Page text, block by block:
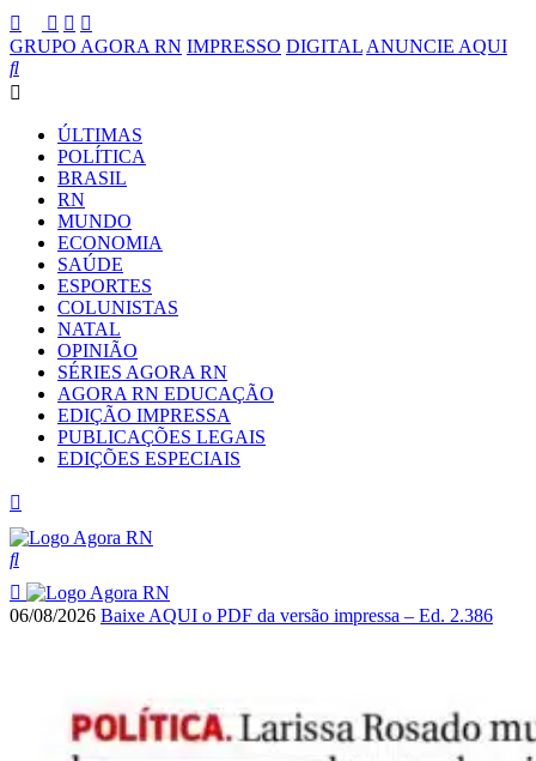
GRUPO AGORA RN IMPRESSO DIGITAL ANUNCIE AQUI
ÚLTIMAS
POLÍTICA
BRASIL
RN
MUNDO
ECONOMIA
SAÚDE
ESPORTES
COLUNISTAS
NATAL
OPINIÃO
SÉRIES AGORA RN
AGORA RN EDUCAÇÃO
EDIÇÃO IMPRESSA
PUBLICAÇÕES LEGAIS
EDIÇÕES ESPECIAIS
06/08/2026 Baixe AQUI o PDF da versão impressa – Ed. 2.386